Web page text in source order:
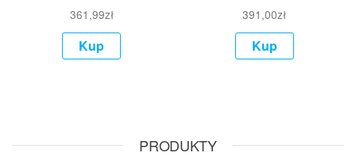
361,99zł
Kup
391,00zł
Kup
PRODUKTY